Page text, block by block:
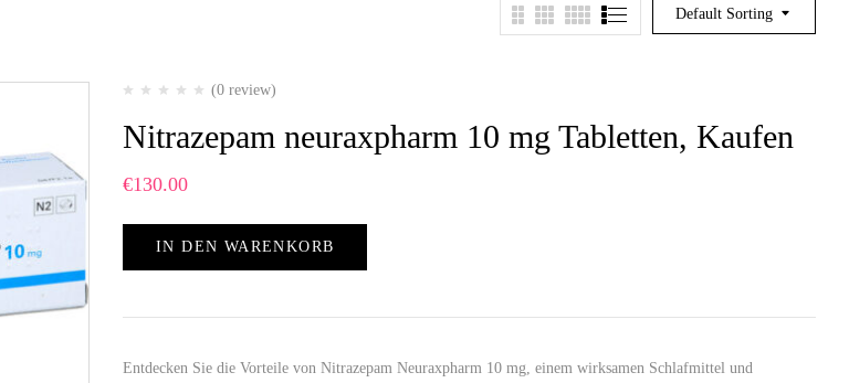
Default Sorting
(0 review)
Nitrazepam neuraxpharm 10 mg Tabletten, Kaufen
€130.00
IN DEN WARENKORB
Entdecken Sie die Vorteile von Nitrazepam Neuraxpharm 10 mg, einem wirksamen Schlafmittel und